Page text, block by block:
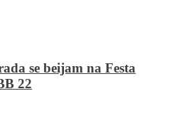
se beijam na Festa
22